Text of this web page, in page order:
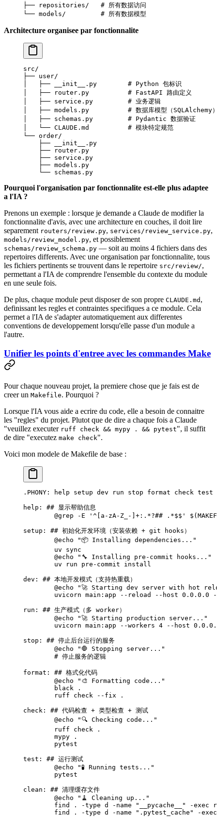
├── repositories/   # 所有数据访问
└── models/         # 所有数据模型
Architecture organisee par fonctionnalite
src/
├── user/
│   ├── __init__.py        # Python 包标识
│   ├── router.py          # FastAPI 路由定义
│   ├── service.py         # 业务逻辑
│   ├── models.py          # 数据库模型（SQLAlchemy
│   ├── schemas.py         # Pydantic 数据验证
│   └── CLAUDE.md          # 模块特定规范
└── order/
    ├── __init__.py
    ├── router.py
    ├── service.py
    ├── models.py
    └── schemas.py
Pourquoi l'organisation par fonctionnalite est-elle plus adaptee
a l'IA ?
Prenons un exemple : lorsque je demande a Claude de modifier la
fonctionnalite d'avis, avec une architecture en couches, il doit lire
separement routers/review.py, services/review_service.py,
models/review_model.py, et possiblement
schemas/review_schema.py — soit au moins 4 fichiers dans des
repertoires differents. Avec une organisation par fonctionnalite, tous
les fichiers pertinents se trouvent dans le repertoire src/review/,
permettant a l'IA de comprendre l'ensemble du contexte du module
en une seule fois.
De plus, chaque module peut disposer de son propre CLAUDE.md ,
definissant les regles et contraintes specifiques a ce module. Cela
permet a l'IA de s'adapter automatiquement aux differentes
conventions de developpement lorsqu'elle passe d'un module a
l'autre.
Unifier les points d'entree avec les commandes Make
Pour chaque nouveau projet, la premiere chose que je fais est de
creer un Makefile. Pourquoi ?
Lorsque l'IA vous aide a ecrire du code, elle a besoin de connaitre
les "regles" du projet. Plutot que de dire a chaque fois a Claude
"veuillez executer ruff check && mypy . && pytest", il suffit
de dire "executez make check".
Voici mon modele de Makefile de base :
.PHONY : help setup dev run stop format check test
help : ## 显示帮助信息
	@
grep -E '^[a-zA-Z_-]+:.*?## .*$$ ' $(
setup : ## 初始化开发环境（安装依赖 + git hooks）
	@
echo "📦 Installing dependencies..."
	uv sync
	@
echo "🔧 Installing pre-commit hooks..."
	uv run pre-commit install
dev : ## 本地开发模式（支持热重载）
	@
echo "🚀 Starting dev server with hot
uvicorn main:app --reload --host 0.0.0.0
run : ## 生产模式（多 worker）
	@
echo "🚀 Starting production server..."
uvicorn main:app --workers 4 --host
stop : ## 停止后台运行的服务
	@
echo "🛑 Stopping server..."
	# 停止服务的逻辑
format : ## 格式化代码
	@
echo "🎨 Formatting code..."
	black .
	ruff check --fix .
check : ## 代码检查 + 类型检查 + 测试
	@
echo "🔍 Checking code..."
	ruff check .
	mypy .
	pytest
test : ## 运行测试
	@
echo "🧪 Running tests..."
	pytest
clean : ## 清理缓存文件
	@
echo "🧹 Cleaning up..."
find . -type d -name "__pycache__" -exec
find . -type d -name ".pytest_cache" -